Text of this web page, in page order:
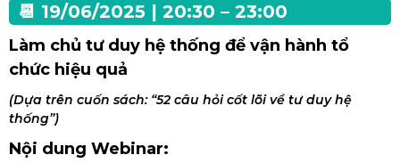
📆 19/06/2025 | 20:30 – 23:00
Làm chủ tư duy hệ thống để vận hành tổ
chức hiệu quả
(Dựa trên cuốn sách: “52 câu hỏi cốt lõi về tư duy hệ
thống”)
Nội dung Webinar: